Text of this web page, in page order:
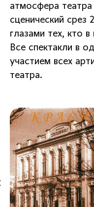
атмосфера
сценический срез
глазами тех, кто
Все спектакли в
участием всех
театра.